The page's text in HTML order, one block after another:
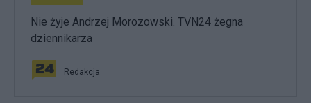
Nie żyje Andrzej Morozowski. TVN24 żegna
dziennikarza
Redakcja